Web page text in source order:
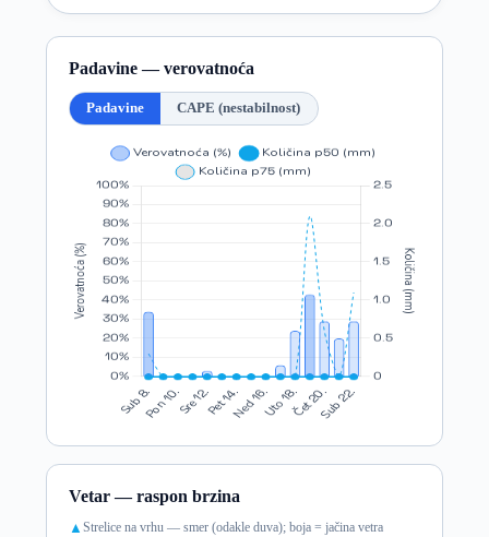
Padavine — verovatnoća
Padavine CAPE (nestabilnost)
Vetar — raspon brzina
▲ Strelice na vrhu — smer (odakle duva); boja = jačina vetra